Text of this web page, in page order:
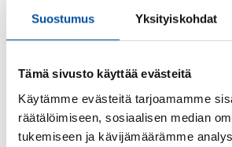
Suostumus Yksityiskohdat
Tämä sivusto käyttää evästeitä
Käytämme evästeitä tarjoamamme
räätälöimiseen, sosiaalisen median
tukemiseen ja kävijämäärämme
Lisää aiheesta